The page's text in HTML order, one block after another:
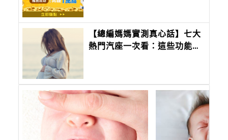
【總編媽媽實測真心話】七大
熱門汽座一次看：這些功能我